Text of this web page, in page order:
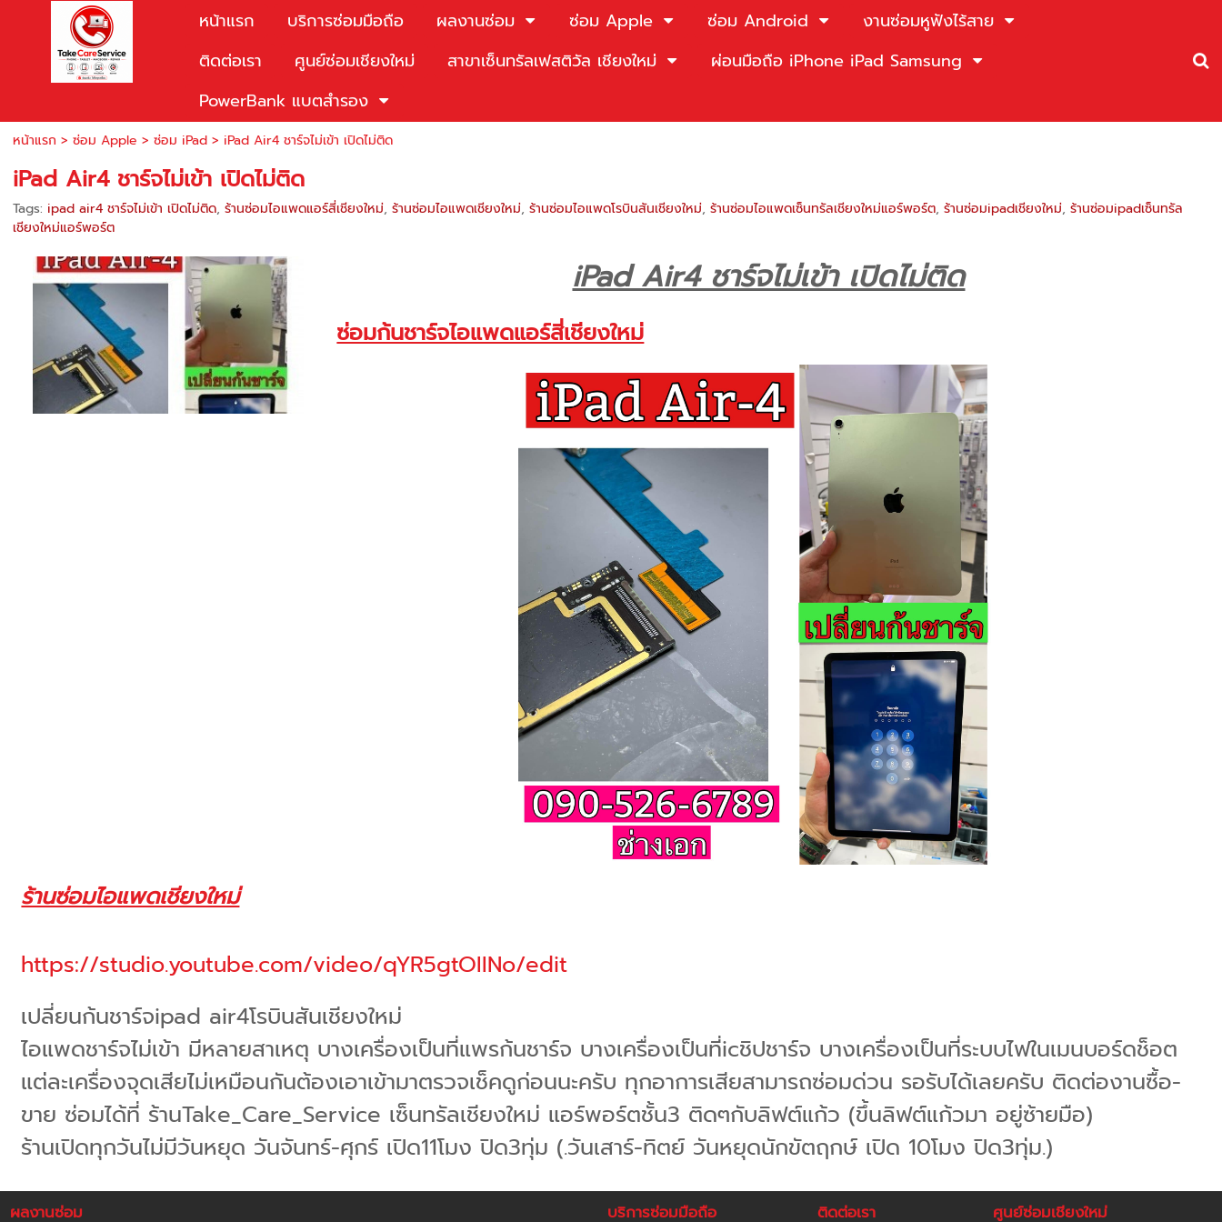
หน้าแรก บริการซ่อมมือถือ ผลงานซ่อม ซ่อม Apple ซ่อม Android
งานซ่อมหูฟังไร้สาย
ติดต่อเรา
ศูนย์ซ่อมเชียงใหม่ สาขาเซ็นทรัลเฟสติวัล เชียงใหม่
ผ่อนมือถือ iPhone iPad Samsung
PowerBank แบตสำรอง
หน้าแรก > ซ่อม Apple > ซ่อม iPad> iPad Air4 ชาร์จไม่เข้า เปิดไม่ติด
iPad Air4 ชาร์จไม่เข้า เปิดไม่ติด
Tags: ipad air4 ชาร์จไม่เข้า เปิดไม่ติด, ร้านซ่อมไอแพดแอร์สี่เชียงใหม่, ร้านซ่อมไอแพดเชียงใหม่, ร้านซ่อมไอแพดโรบินสันเชียงใหม่, ร้านซ่อมไอแพดเซ็นทรัลเชียงใหม่แอร์พอร์ต, ร้านซ่อมipadเชียงใหม่, ร้านซ่อมipadเซ็นทรัล
เชียงใหม่แอร์พอร์ต
iPad Air4 ชาร์จไม่เข้า เปิดไม่ติด
ซ่อมก้นชาร์จไอแพดแอร์สี่เชียงใหม่
ร้านซ่อมไอแพดเชียงใหม่
https://studio.youtube.com/video/qYR5gtOIINo/edit
เปลี่ยนก้นชาร์จipad air4โรบินสันเชียงใหม่
ไอแพดชาร์จไม่เข้า มีหลายสาเหตุ บางเครื่องเป็นที่แพรก้นชาร์จ บางเครื่องเป็นที่icชิปชาร์จ บางเครื่องเป็นที่ระบบไฟในเมนบอร์ดช็อต
แต่ละเครื่องจุดเสียไม่เหมือนกันต้องเอาเข้ามาตรวจเช็คดูก่อนนะครับ ทุกอาการเสียสามารถซ่อมด่วน รอรับได้เลยครับ ติดต่องานซื้อ-
ขาย ซ่อมได้ที่ ร้านTake_Care_Service เซ็นทรัลเชียงใหม่ แอร์พอร์ตชั้น3 ติดๆกับลิฟต์แก้ว (ขึ้นลิฟต์แก้วมา อยู่ซ้ายมือ)
ร้านเปิดทุกวันไม่มีวันหยุด วันจันทร์-ศุกร์ เปิด11โมง ปิด3ทุ่ม (.วันเสาร์-ทิตย์ วันหยุดนักขัตฤกษ์ เปิด 10โมง ปิด3ทุ่ม.)
ผลงานซ่อม บริการซ่อมมือถือ ติดต่อเรา ศูนย์ซ่อมเชียงใหม่